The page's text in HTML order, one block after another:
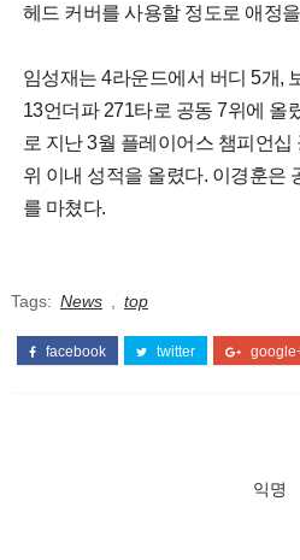
헤드 커버를 사용할 정도로 애정
임성재는 4라운드에서 버디 5개,
13언더파 271타로 공동 7위에 올
로 지난 3월 플레이어스 챔피언
위 이내 성적을 올렸다. 이경훈은
를 마쳤다.
Tags: News top
facebook twitter
익명